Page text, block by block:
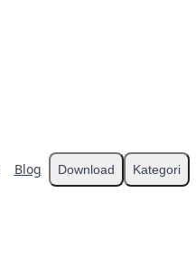
Blog Download Kategori